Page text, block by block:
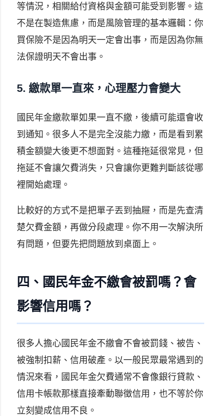
等情況，相關給付資格與金額可能受到影響。這
不是在製造焦慮，而是風險管理的基本邏輯：你
買保險不是因為明天一定會出事，而是因為你無
法保證明天不會出事。
5. 繳款單一直來，心理壓力會變大
國民年金繳款單如果一直不繳，後續可能還會收
到通知。很多人不是完全沒能力繳，而是看到累
積金額變大後更不想面對。這種拖延很常見，但
拖延不會讓欠費消失，只會讓你更難判斷該從哪
裡開始處理。
比較好的方式不是把單子丟到抽屜，而是先查清
楚欠費金額，再做分段處理。你不用一次解決所
有問題，但要先把問題放到桌面上。
四、國民年金不繳會被罰嗎？會
影響信用嗎？
很多人擔心國民年金不繳會不會被罰錢、被告、
被強制扣薪、信用破產。以一般民眾最常遇到的
情況來看，國民年金欠費通常不會像銀行貸款、
信用卡帳款那樣直接牽動聯徵信用，也不等於你
立刻變成信用不良。